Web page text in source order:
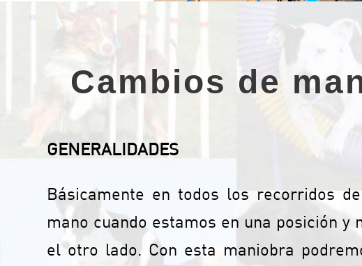
Cambios de
GENERALIDADES
Básicamente en todos los recorridos
mano cuando estamos en una posición y
el otro lado. Con esta maniobra